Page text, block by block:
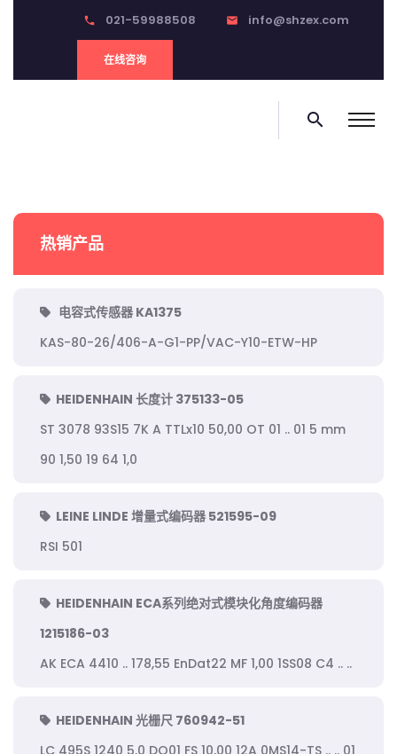
phone 021-59988508 email info@shzex.com
在线咨询
search
热销产品
电容式传感器 KA1375
KAS-80-26/406-A-G1-PP/VAC-Y10-ETW-HP
HEIDENHAIN 长度计 375133-05
ST 3078 93S15 7K A TTLx10 50,00 OT 01 .. 01 5 mm
90 1,50 19 64 1,0
LEINE LINDE 增量式编码器 521595-09
RSI 501
HEIDENHAIN ECA系列绝对式模块化角度编码器
1215186-03
AK ECA 4410 .. 178,55 EnDat22 MF 1,00 1SS08 C4 .. ..
HEIDENHAIN 光栅尺 760942-51
LC 495S 1240 5,0 DQ01 FS 10,00 12A 0MS14-TS .. .. 01